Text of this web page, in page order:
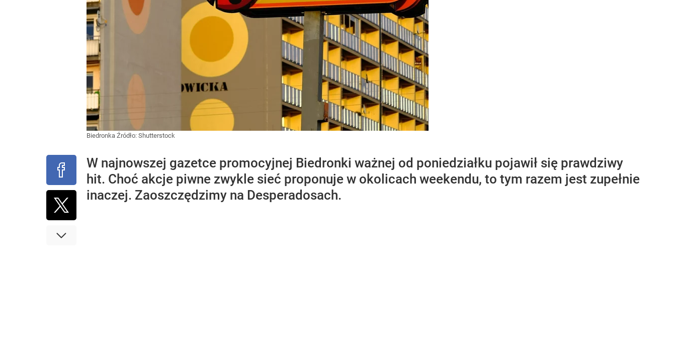
Biedronka Źródło: Shutterstock
W najnowszej gazetce promocyjnej Biedronki ważnej od poniedziałku pojawił się prawdziwy
hit. Choć akcje piwne zwykle sieć proponuje w okolicach weekendu, to tym razem jest zupełnie
inaczej. Zaoszczędzimy na Desperadosach.